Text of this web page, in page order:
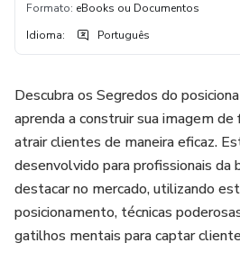
Formato: eBooks ou Documentos
Idioma: Português
Descubra os Segredos do
aprenda a construir sua imagem
atrair clientes de maneira eficaz.
desenvolvido para profissionais da
destacar no mercado, utilizando
posicionamento, técnicas
gatilhos mentais para captar